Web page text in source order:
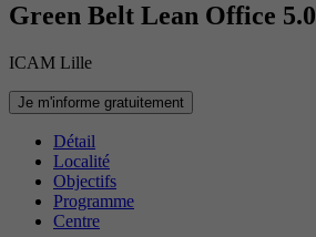
Green Belt Lean Office 5.0
ICAM Lille
Je m'informe gratuitement
Détail
Localité
Objectifs
Programme
Centre